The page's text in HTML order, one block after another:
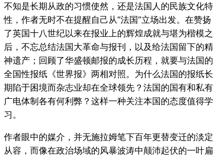
不知是长期从政的习惯使然，还是法国人的民族文化特
性，作者无时不在提醒自己从“法国”立场出发。在赞扬
了英国十八世纪以来在报业上的辉煌成就与堪为楷模之
后，不忘总结法国大革命与报刊，以及给法国留下的精
神遗产；回顾了华盛顿邮报的成长历程，就要与法国的
全国性报纸《世界报》两相对照。为什么法国的报纸长
期陷于困境而杂志业却在全球领先？法国的国有和私有
广电体制各有何利弊？这样一种关注本国的态度值得学
习。
作者眼中的媒介，并无施拉姆笔下百年更替变迁的淡定
从容，而像在政治场域的风暴波涛中颠沛起伏的一叶扁